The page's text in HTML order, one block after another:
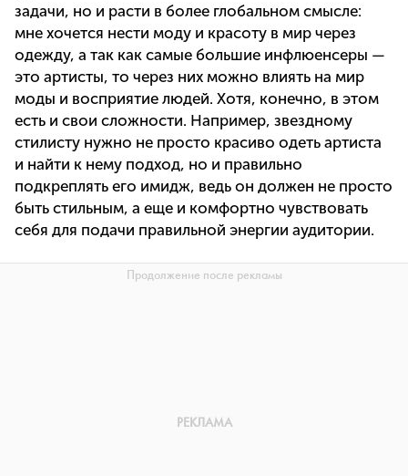
задачи, но и расти в более глобальном смысле:
мне хочется нести моду и красоту в мир через
одежду, а так как самые большие инфлюенсеры —
это артисты, то через них можно влиять на мир
моды и восприятие людей. Хотя, конечно, в этом
есть и свои сложности. Например, звездному
стилисту нужно не просто красиво одеть артиста
и найти к нему подход, но и правильно
подкреплять его имидж, ведь он должен не просто
быть стильным, а еще и комфортно чувствовать
себя для подачи правильной энергии аудитории.